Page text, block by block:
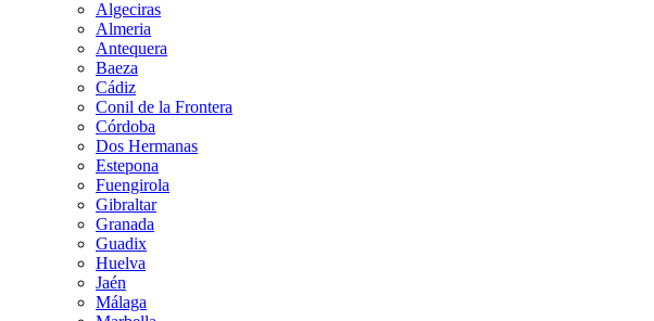
Algeciras
Almeria
Antequera
Baeza
Cádiz
Conil de la Frontera
Córdoba
Dos Hermanas
Estepona
Fuengirola
Gibraltar
Granada
Guadix
Huelva
Jaén
Málaga